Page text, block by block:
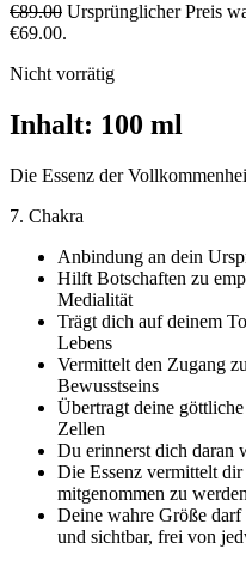
€89.00 Ursprünglicher Preis
€69.00.
Nicht vorrätig
Inhalt: 100 ml
Die Essenz der
7. Chakra
Anbindung an dein
Hilft Botschaften zu
Medialität
Trägt dich auf deinem
Lebens
Vermittelt den Zugang
Bewusstseins
Übertragt deine
Zellen
Du erinnerst dich daran
Die Essenz vermittelt
mitgenommen zu
Deine wahre Größe
und sichtbar, frei von